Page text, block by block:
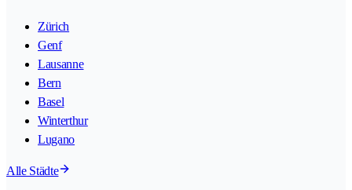
Zürich
Genf
Lausanne
Bern
Basel
Winterthur
Lugano
Alle Städte